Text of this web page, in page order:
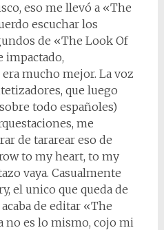
eso me llevó a «The
escuchar los
de «The Look Of
impactado,
mucho mejor. La voz
que luego
todo españoles)
me
de tararear eso de
to my heart, to my
vaya. Casualmente
el unico que queda de
de editar «The
no es lo mismo, cojo mi